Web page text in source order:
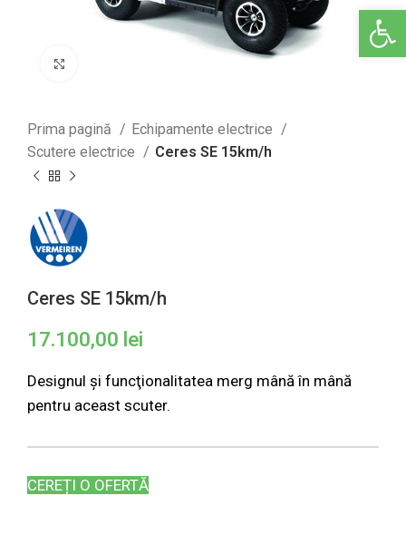
Deschide
Prima pagină
Echipamente electrice
Scutere electrice
Ceres SE 15km/h
Ceres SE 15km/h
17.100,00 lei
Designul și funcţionalitatea merg mână în mână
pentru aceast scuter.
CEREȚI O OFERTĂ